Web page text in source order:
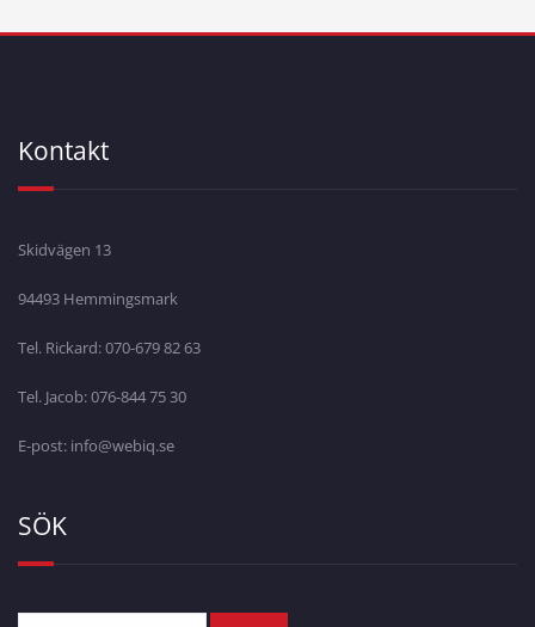
Kontakt
Skidvägen 13
94493 Hemmingsmark
Tel. Rickard: 070-679 82 63
Tel. Jacob: 076-844 75 30
E-post: info@webiq.se
SÖK